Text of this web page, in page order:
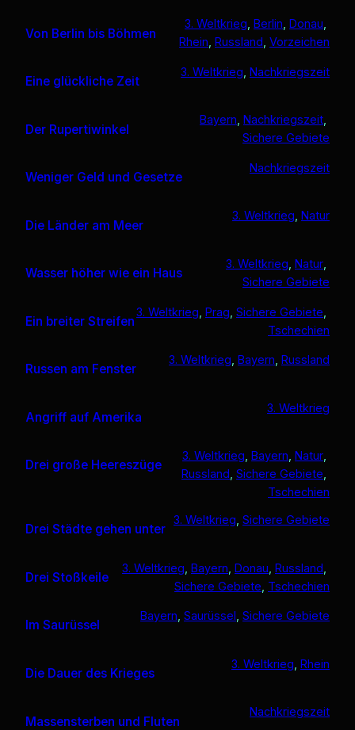
Von Berlin bis Böhmen
3. Weltkrieg Berlin Donau
Rhein Russland Vorzeichen
Eine glückliche Zeit
3. Weltkrieg Nachkriegszeit
Der Rupertiwinkel
Bayern, Nachkriegszeit,
Sichere Gebiete
Weniger Geld und Gesetze
Nachkriegszeit
Die Länder am Meer
3. Weltkrieg, Natur
Wasser höher wie ein Haus
3. Weltkrieg Natur
Sichere Gebiete
Ein breiter Streifen
3. Weltkrieg Prag Sichere Gebiete
Tschechien
Russen am Fenster
3. Weltkrieg Bayern Russland
Angriff auf Amerika
3. Weltkrieg
Drei große Heereszüge
3. Weltkrieg Bayern Natur
Russland Sichere Gebiete
Tschechien
Drei Städte gehen unter
3. Weltkrieg Sichere Gebiete
Drei Stoßkeile
3. Weltkrieg Bayern Donau Russland
Sichere Gebiete Tschechien
Im Saurüssel
Bayern Saurüssel Sichere Gebiete
Die Dauer des Krieges
3. Weltkrieg Rhein
Massensterben und Fluten
Nachkriegszeit